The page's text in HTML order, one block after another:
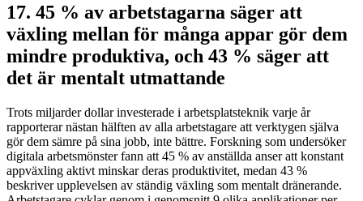
17. 45 % av arbetstagarna säger att
växling mellan för många appar gör dem
mindre produktiva, och 43 % säger att
det är mentalt utmattande
Trots miljarder dollar investerade i arbetsplatsteknik varje år
rapporterar nästan hälften av alla arbetstagare att verktygen själva
gör dem sämre på sina jobb, inte bättre. Forskning som undersöker
digitala arbetsmönster fann att 45 % av anställda anser att konstant
appväxling aktivt minskar deras produktivitet, medan 43 %
beskriver upplevelsen av ständig växling som mentalt dränerande.